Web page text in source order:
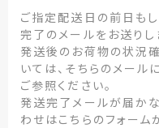
ご指定配送日の前日も
完了のメールをお送りし
発送後のお荷物の状況
いては、そちらのメール
ご参照ください。
発送完了メールが届か
わせはこちらのフォーム